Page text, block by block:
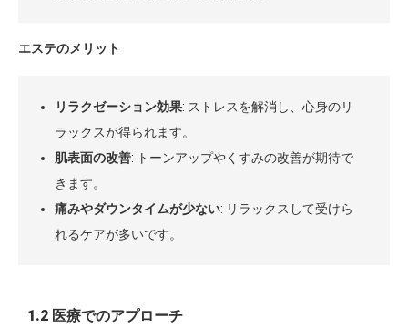
エステのメリット
リラクゼーション効果: ストレスを解消し、心身のリ
ラックスが得られます。
肌表面の改善: トーンアップやくすみの改善が期待で
きます。
痛みやダウンタイムが少ない: リラックスして受けら
れるケアが多いです。
1.2 医療でのアプローチ